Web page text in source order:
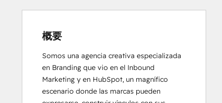
Social Media Marketing Certification
概要
Somos una agencia creativa especializada
en Branding que vio en el Inbound
Marketing y en HubSpot, un magnífico
escenario donde las marcas pueden